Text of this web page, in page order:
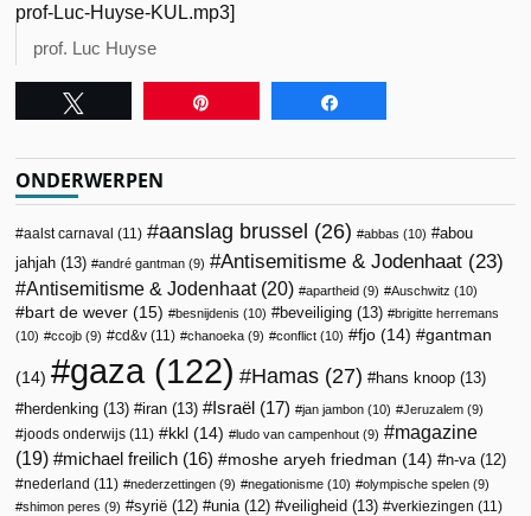
prof-Luc-Huyse-KUL.mp3]
prof. Luc Huyse
ONDERWERPEN
aalst carnaval (11) aanslag brussel (26) abbas (10)
abou
jahjah (13) andré gantman (9) Antisemitisme & Jodenhaat (23)
Antisemitisme & Jodenhaat(20) apartheid (9) Auschwitz (10)
bart de wever (15) besnijdenis (10) beveiliging (13)
brigitte herremans
(10)
ccojb (9) cd&v (11) chanoeka (9) conflict (10) fjo (14) gantman
(14) gaza (122) Hamas (27) hans knoop (13)
herdenking (13) iran (13) Israël (17) jan jambon (10) Jeruzalem (9)
joods onderwijs (11) kkl (14) ludo van campenhout (9)
magazine
(19)
michael freilich (16) moshe aryeh friedman (14) n-va (12)
nederland (11) nederzettingen (9) negationisme (10) olympische spelen (9)
shimon peres (9) syrië (12) unia (12) veiligheid (13) verkiezingen (11)